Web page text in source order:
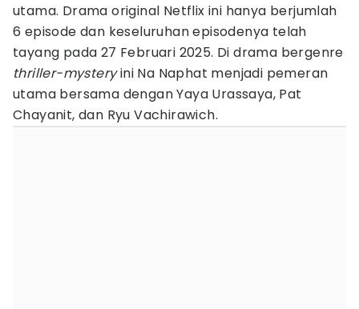
utama. Drama original Netflix ini hanya berjumlah
6 episode dan keseluruhan episodenya telah
tayang pada 27 Februari 2025. Di drama bergenre
thriller-mysteryini Na Naphat menjadi pemeran
utama bersama dengan Yaya Urassaya, Pat
Chayanit, dan Ryu Vachirawich.